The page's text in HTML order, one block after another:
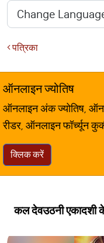
पत्रिका
ऑनलाइन ज्योतिष
ऑनलाइन अंक ज्योतिष,
रीडर, ऑनलाइन फॉर्च्यून
क्लिक करें
कल देवउठनी एकादशी